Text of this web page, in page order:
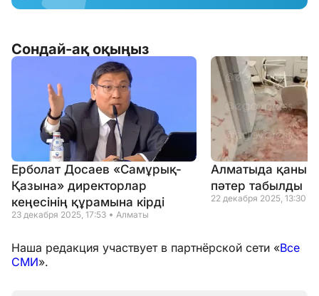
Сондай-ақ оқыңыз
Ерболат Досаев «Самұрық-
Қазына» директорлар
кеңесінің құрамына кірді
23 декабря 2025, 17:53 Алматы
Алматыда қаны
пәтер табылды
22 декабря 2025, 13:30
Наша редакция участвует в партнёрской сети «Все
СМИ».